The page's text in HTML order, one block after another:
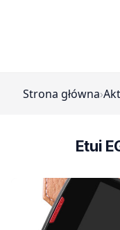
Strona główna›
Etui